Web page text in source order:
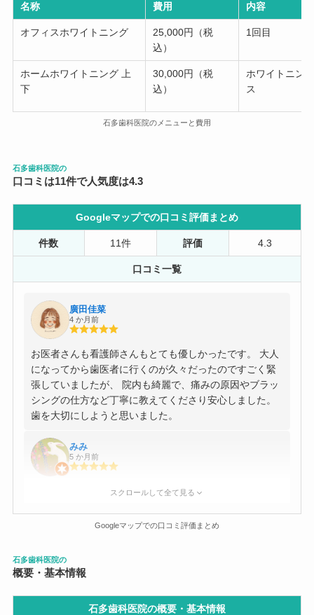
名称 費用 内容
オフィスホワイトニング
25,000円（税
込）
1回目
ホームホワイトニング 上
下
30,000円（税
込）
ホワイトニン
ス
石多歯科医院のメニューと費用
石多歯科医院の
口コミは11件で人気度は4.3
Googleマップでの口コミ評価まとめ
件数 11件 評価 4.3
口コミ一覧
スクロールして全て見る
廣田佳菜
4 か月前
お医者さんも看護師さんもとても優しかったです。 大人
になってから歯医者に行くのが久々だったのですごく緊
張していましたが、 院内も綺麗で、痛みの原因やブラッ
シングの仕方など丁寧に教えてくださり安心しました。
歯を大切にしようと思いました。
みみ
5 か月前
先生やスタッフさんがとても優しいです。 現在歯がどの
っかりと説明をしてもらってから診察や処置をして頂け
丁寧な歯医者さんです。
11 か月前
Googleマップでの口コミ評価まとめ
石多歯科医院の
概要・基本情報
石多歯科医院の概要・ 基本情報